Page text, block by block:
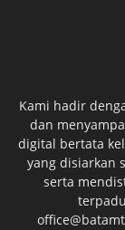
Kami hadir
dan
digital bertata
yang disiarkan
serta